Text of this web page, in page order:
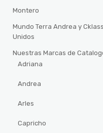
Montero
Mundo Terra Andrea y
Unidos
Nuestras Marcas de
Adriana
Andrea
Arles
Capricho